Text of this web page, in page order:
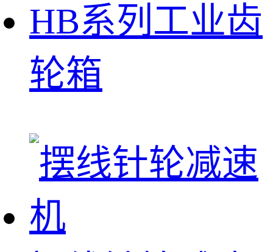
HB系列工业齿
轮箱